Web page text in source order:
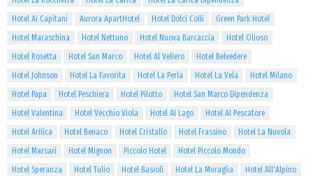
Hotel Ai Capitani
Aurora ApartHotel Hotel Dolci Colli
Green Park Hotel
Hotel Maraschina
Hotel Nettuno Hotel Nuova Barcaccia
Hotel Olioso
Hotel Rosetta
Hotel San Marco Hotel Al Veliero
Hotel Belvedere
Hotel Johnson
Hotel La Favorita Hotel La Perla Hotel La Vela
Hotel Milano
Hotel Papa
Hotel Peschiera Hotel Pilotto
Hotel San Marco Dipendenza
Hotel Valentina
Hotel Vecchio Viola Hotel Al Lago
Hotel Al Pescatore
Hotel Arilica
Hotel Benaco Hotel Cristallo Hotel Frassino
Hotel La Nuvola
Hotel Marsari
Hotel Mignon Piccolo Hotel
Hotel Piccolo Mondo
Hotel Speranza
Hotel Tulio Hotel Basioli Hotel La Muraglia
Hotel All'Alpino